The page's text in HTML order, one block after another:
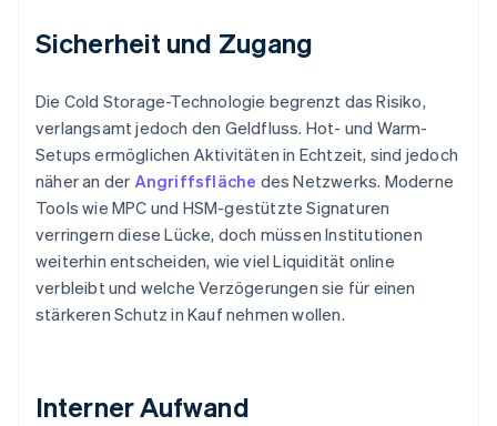
Sicherheit und Zugang
Die Cold Storage-Technologie begrenzt das Risiko,
verlangsamt jedoch den Geldfluss. Hot- und Warm-
Setups ermöglichen Aktivitäten in Echtzeit, sind jedoch
näher an der Angriffsfläche des Netzwerks. Moderne
Tools wie MPC und HSM-gestützte Signaturen
verringern diese Lücke, doch müssen Institutionen
weiterhin entscheiden, wie viel Liquidität online
verbleibt und welche Verzögerungen sie für einen
stärkeren Schutz in Kauf nehmen wollen.
Interner Aufwand